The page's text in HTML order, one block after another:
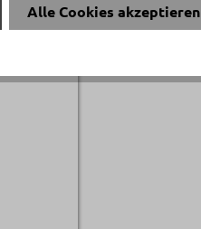
Alle Cookies akzeptieren